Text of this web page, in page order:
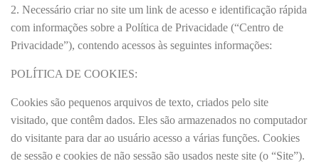
2. Necessário criar no site um link de acesso e identificação rápida
com informações sobre a Política de Privacidade (“Centro de
Privacidade”), contendo acessos às seguintes informações:
POLÍTICA DE COOKIES:
Cookies são pequenos arquivos de texto, criados pelo site
visitado, que contêm dados. Eles são armazenados no computador
do visitante para dar ao usuário acesso a várias funções. Cookies
de sessão e cookies de não sessão são usados ​​neste site (o “Site”).